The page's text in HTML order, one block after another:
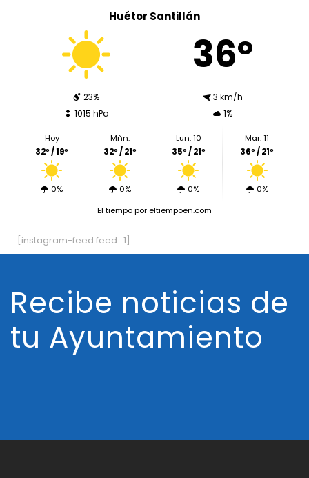
Huétor Santillán
36º
23%
3 km/h
1015 hPa
1%
Hoy
32º / 19º
0%
Mñn.
32º / 21º
0%
Lun. 10
35º / 21º
0%
Mar. 11
36º / 21º
0%
El tiempopor eltiempoen.com
[instagram-feed feed=1]
Recibe noticias de
tu Ayuntamiento